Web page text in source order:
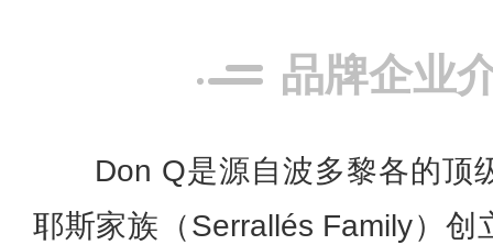
品牌企业
Don Q是源自波多黎各的顶
耶斯家族（Serrallés Family）创